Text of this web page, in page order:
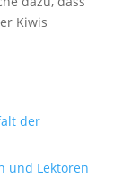
Kiwis
der
und Lektoren